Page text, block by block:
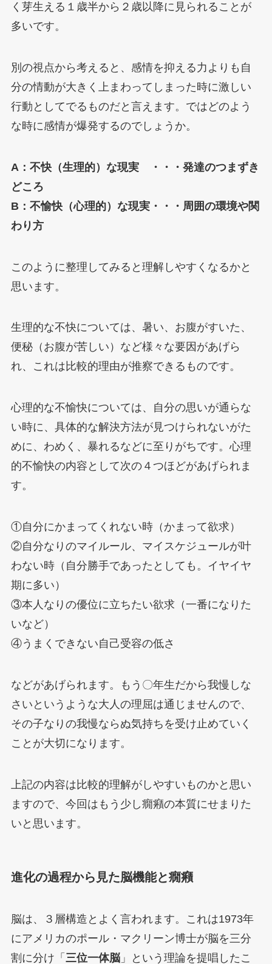
く芽生える１歳半から２歳以降に見られることが
多いです。
別の視点から考えると、感情を抑える力よりも自
分の情動が大きく上まわってしまった時に激しい
行動としてでるものだと言えます。ではどのよう
な時に感情が爆発するのでしょうか。
A：不快（生理的）な現実 ・・・発達のつまずき
どころ
B：不愉快（心理的）な現実・・・周囲の環境や関
わり方
このように整理してみると理解しやすくなるかと
思います。
生理的な不快については、暑い、お腹がすいた、
便秘（お腹が苦しい）など様々な要因があげら
れ、これは比較的理由が推察できるものです。
心理的な不愉快については、自分の思いが通らな
い時に、具体的な解決方法が見つけられないがた
めに、わめく、暴れるなどに至りがちです。心理
的不愉快の内容として次の４つほどがあげられま
す。
①自分にかまってくれない時（かまって欲求）
②自分なりのマイルール、マイスケジュールが叶
わない時（自分勝手であったとしても。イヤイヤ
期に多い）
③本人なりの優位に立ちたい欲求（一番になりた
いなど）
④うまくできない自己受容の低さ
などがあげられます。もう〇年生だから我慢しな
さいというような大人の理屈は通じませんので、
その子なりの我慢ならぬ気持ちを受け止めていく
ことが大切になります。
上記の内容は比較的理解がしやすいものかと思い
ますので、今回はもう少し癇癪の本質にせまりた
いと思います。
進化の過程から見た脳機能と癇癪
脳は、３層構造とよく言われます。これは1973年
にアメリカのポール・マクリーン博士が脳を三分
割に分け「 三位一体脳」という理論を提唱したこ